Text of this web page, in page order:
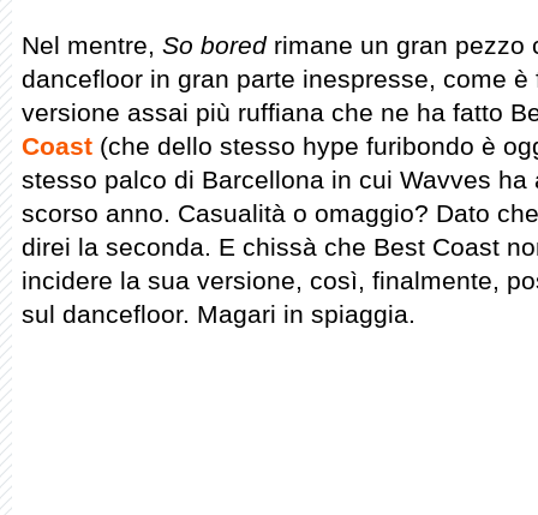
Nel mentre, So boredrimane un gran pezzo
dancefloor in gran parte inespresse, come
versione assai più ruffiana che ne ha fatto
Coast (che dello stesso hype furibondo è
stesso palco di Barcellona in cui Wavves
scorso anno. Casualità o omaggio? Dato
direi la seconda. E chissà che Best Coast
incidere la sua versione, così, finalmente,
sul dancefloor. Magari in spiaggia.